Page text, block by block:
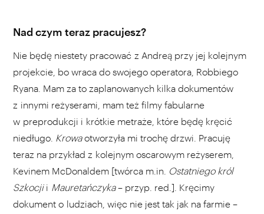
Nad czym teraz pracujesz?
Nie będę niestety pracować z Andreą przy jej kolejnym
projekcie, bo wraca do swojego operatora, Robbiego
Ryana. Mam za to zaplanowanych kilka dokumentów
z innymi reżyserami, mam też filmy fabularne
w preprodukcji i krótkie metraże, które będę kręcić
niedługo. Krowaotworzyła mi trochę drzwi. Pracuję
teraz na przykład z kolejnym oscarowym reżyserem,
Kevinem McDonaldem [twórca m.in. Ostatniego król
Szkocjii Mauretańczyka– przyp. red.]. Kręcimy
dokument o ludziach, więc nie jest tak jak na farmie –